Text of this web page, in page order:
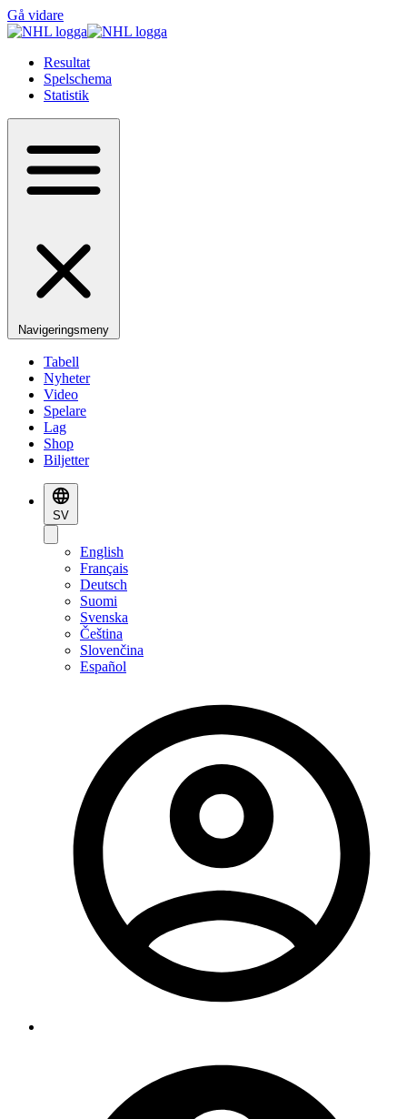
Gå vidare
Resultat
Spelschema
Statistik
Navigeringsmeny
Tabell
Nyheter
Video
Spelare
Lag
Shop
Biljetter
SV
English
Français
Deutsch
Suomi
Svenska
Čeština
Slovenčina
Español